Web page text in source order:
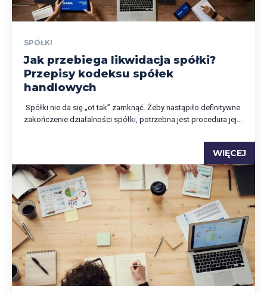
SPÓŁKI
Jak przebiega likwidacja spółki?
Przepisy kodeksu spółek
handlowych
Spółki nie da się „ot tak” zamknąć. Żeby nastąpiło definitywne
zakończenie działalności spółki, potrzebna jest procedura jej...
WIĘCEJ